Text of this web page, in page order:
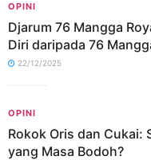
OPINI
Djarum 76 Mangga
Diri daripada 76
22/12/2025
OPINI
Rokok Oris dan Cukai:
yang Masa Bodoh?